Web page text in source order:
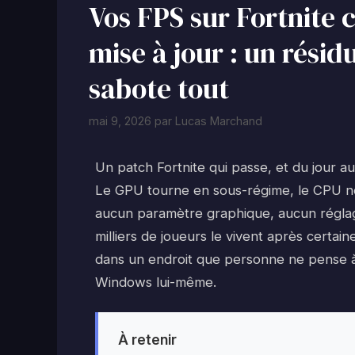
Vos FPS sur Fortnite
mise à jour : un
sabote tout
mai 9, 2026 par Lucas Marchand
Un patch Fortnite qui passe, et du jour
Le GPU tourne en sous-régime, le CPU
aucun paramètre graphique, aucun
milliers de joueurs le vivent après
dans un endroit que personne ne pense
Windows lui-même.
À retenir